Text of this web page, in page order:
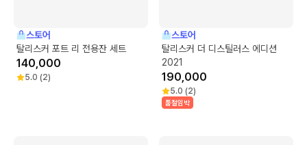
스토어
탈리스커 포트 리 전용잔 세트
140,000
5.0 (2)
스토어
탈리스커 더 디스틸러스 에디션
2021
190,000
5.0 (2)
품절임박